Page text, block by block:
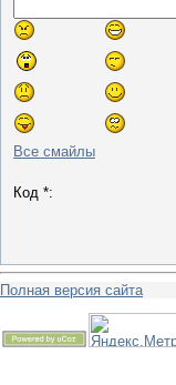
Все смайлы
Код *:
Полная версия сайта